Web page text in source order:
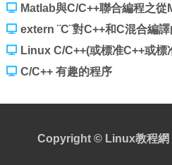
Matlab與C/C++聯合編程之
extern ¨C¨對C++和C混合編
Linux C/C++(或標准C++或標
C/C++ 有趣的程序
Copyright © Linux教程網